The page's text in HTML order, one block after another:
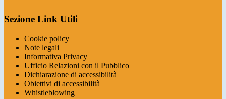
Sezione Link Utili
Cookie policy
Note legali
Informativa Privacy
Ufficio Relazioni con il Pubblico
Dichiarazione di accessibilità
Obiettivi di accessibilità
Whistleblowing